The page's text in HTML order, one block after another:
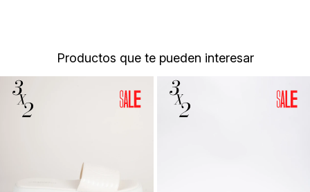
Productos que te pueden interesar